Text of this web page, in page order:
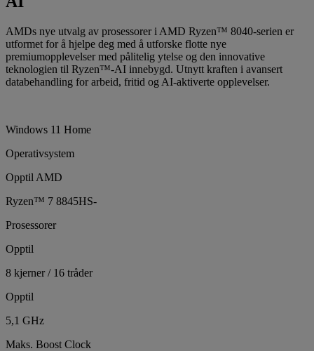
AMDs nye utvalg av prosessorer i AMD Ryzen™ 8040-serien er
utformet for å hjelpe deg med å utforske flotte nye
premiumopplevelser med pålitelig ytelse og den innovative
teknologien til Ryzen™-AI innebygd. Utnytt kraften i avansert
databehandling for arbeid, fritid og AI-aktiverte opplevelser.
Windows 11 Home
Operativsystem
Opptil AMD
Ryzen™ 7 8845HS-
Prosessorer
Opptil
8 kjerner / 16 tråder
Opptil
5,1 GHz
Maks. Boost Clock